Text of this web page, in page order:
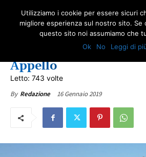
NEWS AMIANTO
Firenze: l’INAIL
Appello
Letto: 743 volte
By Redazione 16 Gennaio 2019
Utilizziamo i cookie per essere sicuri
migliore esperienza sul nostro sito. Se
questo sito noi assumiamo che
Ok
No Leggi di